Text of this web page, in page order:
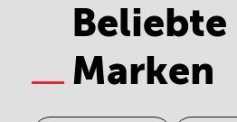
Beliebte
Marken